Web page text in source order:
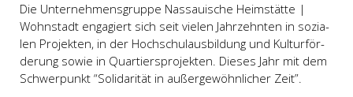
Die Unter­neh­mens­grup­pe Nas­saui­sche Heim­stät­te |
Wohn­stadt enga­giert sich seit vie­len Jahr­zehn­ten in sozia­
len Pro­jek­ten, in der Hoch­schul­aus­bil­dung und Kul­tur­för­
de­rung sowie in Quar­tiers­pro­jek­ten. Die­ses Jahr mit dem
Schwer­punkt “Soli­da­ri­tät in außer­ge­wöhn­li­cher Zeit”.